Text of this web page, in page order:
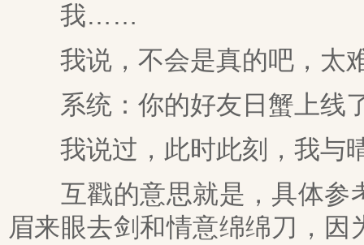
我……
我说，不会是真的吧，太
系统：你的好友日蟹上线
我说过，此时此刻，我与
互戳的意思就是，具体参
眉来眼去剑和情意绵绵刀，